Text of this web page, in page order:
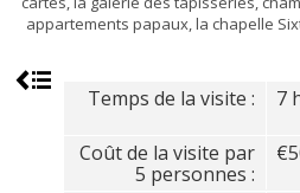
appartements papaux, la chapelle
Temps de la visite : 7
Coût de la visite par
5 personnes :